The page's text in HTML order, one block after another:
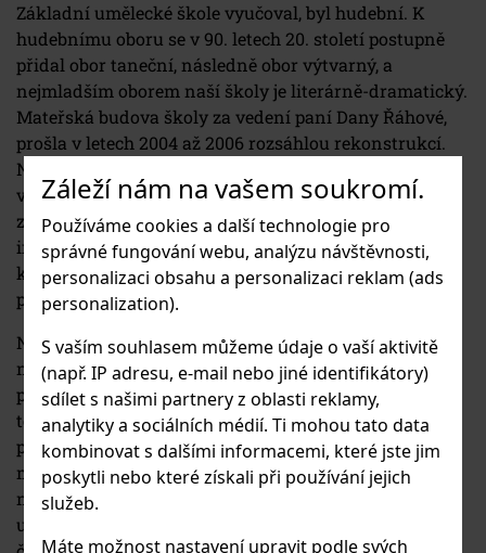
Záleží nám na vašem soukromí.
Používáme cookies a další technologie pro
správné fungování webu, analýzu návštěvnosti,
personalizaci obsahu a personalizaci reklam (ads
personalization).
S vaším souhlasem můžeme údaje o vaší aktivitě
(např. IP adresu, e-mail nebo jiné identifikátory)
sdílet s našimi partnery z oblasti reklamy,
analytiky a sociálních médií. Ti mohou tato data
kombinovat s dalšími informacemi, které jste jim
poskytli nebo které získali při používání jejich
služeb.
Máte možnost nastavení upravit podle svých
Základní umělecké škole vyučoval, byl hudební. K
hudebnímu oboru se v 90. letech 20. století postupně
přidal obor taneční, následně obor výtvarný, a
nejmladším oborem naší školy je literárně-dramatický.
Mateřská budova školy za vedení paní Dany Řáhové,
prošla v letech 2004 až 2006 rozsáhlou rekonstrukcí.
Nevyhovující prostory byly sanovány, z půdy budovy
vzniklo další patro školy, z důvodů vzlínající vlhkosti
zdiva, škola byla podříznuta a odizolována. Také
interiér budovy byl zmodernizován. Všechny změny,
kterými mateřská budova Základní umělecké školy v
průběhu let prošla, dokládá bohatá fotodokumentace.
Neméně zajímavé je, že v době založení v roce 1961 se
na škole vyučovala pouze hra na klavír a ze 100
přezkoušených dětí jich bylo přijato 43, což odpovídalo
tehdejším možnostem školy. Následně, s narůstajícím
počtem obyvatel v okolí, a se změnou statutu obce na
městskou část Praha 13, se tato kapacita postupně
navyšovala. Škola v roce 1990, kdy se Lidové školy
umění přejmenovaly na Základní umělecké školy,